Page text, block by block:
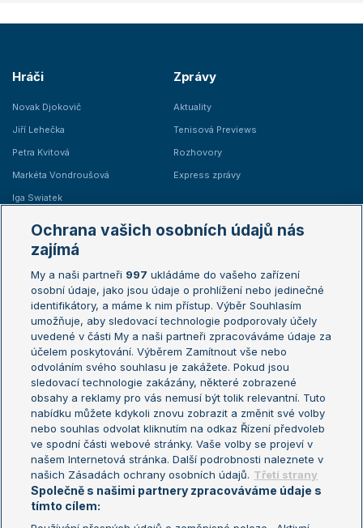
Hráči
Novak Djokovič
Jiří Lehečka
Petra Kvitová
Markéta Vondroušová
Iga Swiatek
Zprávy
Aktuality
Tenisová Previews
Rozhovory
Express zprávy
Žebříčky
Žebříček ATP (muži)
Žebříček WTA (ženy)
Sázkařský žebříček
Australian Open
French Open
Wimbledon
US Open
Turnaj mistrů
Turnaj mistryň
Aktualní trendy
Fotbalové přestupy
Livesport Daily
LS Prague Open
Ochrana vašich osobních údajů nás
zajímá
My a naši partneři 997 ukládáme do vašeho zařízení
osobní údaje, jako jsou údaje o prohlížení nebo jedinečné
identifikátory, a máme k nim přístup. Výběr Souhlasím
umožňuje, aby sledovací technologie podporovaly účely
uvedené v části My a naši partneři zpracováváme údaje za
účelem poskytování. Výběrem Zamítnout vše nebo
odvoláním svého souhlasu je zakážete. Pokud jsou
sledovací technologie zakázány, některé zobrazené
obsahy a reklamy pro vás nemusí být tolik relevantní. Tuto
nabídku můžete kdykoli znovu zobrazit a změnit své volby
nebo souhlas odvolat kliknutím na odkaz Řízení předvoleb
ve spodní části webové stránky. Vaše volby se projeví v
našem Internetová stránka. Další podrobnosti naleznete v
našich Zásadách ochrany osobních údajů. Třetí strany
Společně s našimi partnery zpracováváme údaje s
tímto cílem: